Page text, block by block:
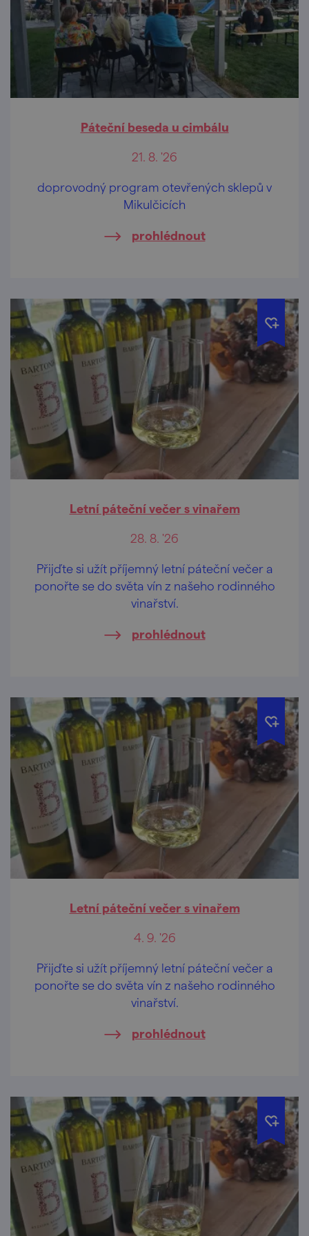
Páteční beseda u cimbálu
21. 8. '26
doprovodný program otevřených sklepů v
Mikulčicích
prohlédnout
Letní páteční večer s vinařem
28. 8. '26
Přijďte si užít příjemný letní páteční večer a
ponořte se do světa vín z našeho rodinného
vinařství.
prohlédnout
Letní páteční večer s vinařem
4. 9. '26
Přijďte si užít příjemný letní páteční večer a
ponořte se do světa vín z našeho rodinného
vinařství.
prohlédnout